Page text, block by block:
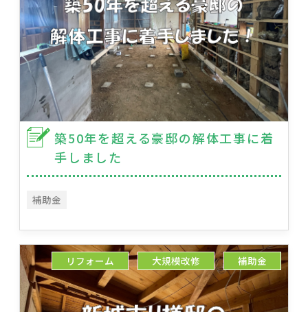
築50年を超える豪邸の解体工事に着
手しました
補助金
リフォーム 大規模改修 補助金